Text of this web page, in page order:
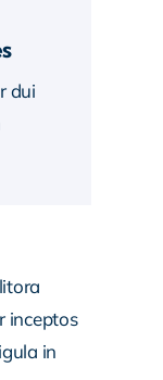
dui
inceptos
in